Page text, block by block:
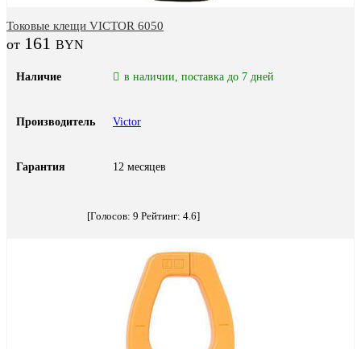
Токовые клещи VICTOR 6050
161 BYN
Наличие в наличии, поставка до 7 дней
Производитель Victor
Гарантия 12 месяцев
[Голосов: 9 Рейтинг: 4.6]